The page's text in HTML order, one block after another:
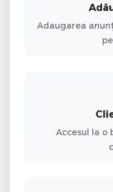
Adaugarea
Accesul la o